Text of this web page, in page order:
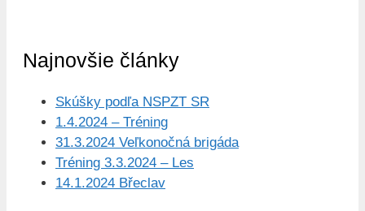
Najnovšie články
Skúšky podľa NSPZT SR
1.4.2024 – Tréning
31.3.2024 Veľkonočná brigáda
Tréning 3.3.2024 – Les
14.1.2024 Břeclav